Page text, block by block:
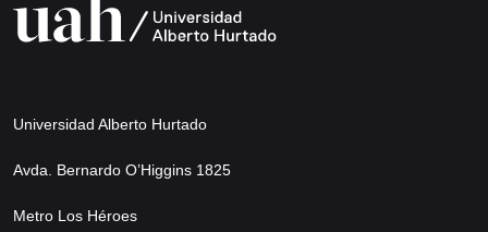
Universidad Alberto Hurtado
Avda. Bernardo O’Higgins 1825
Metro Los Héroes